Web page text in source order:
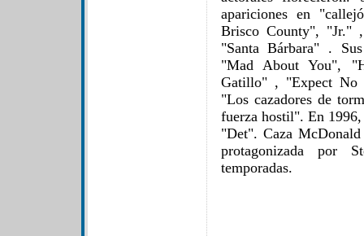
apariciones en
Brisco County",
"Santa Bárbara" .
"Mad About You",
Gatillo" , "Expect No
"Los cazadores de
fuerza hostil". En
"Det". Caza
protagonizada por
temporadas.